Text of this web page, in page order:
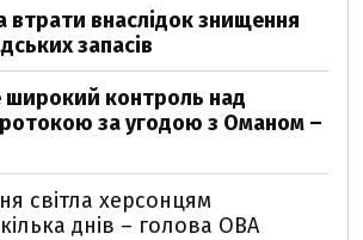
втрати внаслідок знищення
запасів
широкий контроль над
за угодою з Оманом –
світла херсонцям
днів – голова ОВА